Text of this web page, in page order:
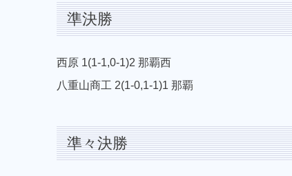
準決勝
西原 1(1-1,0-1)2 那覇西
八重山商工 2(1-0,1-1)1 那覇
準々決勝